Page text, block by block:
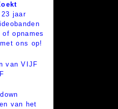
jaar
of opnames
ons op!
van VIJF
van het